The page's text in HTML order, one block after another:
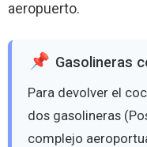
aeropuerto.
Gasolineras
Para devolver el
dos gasolineras
complejo